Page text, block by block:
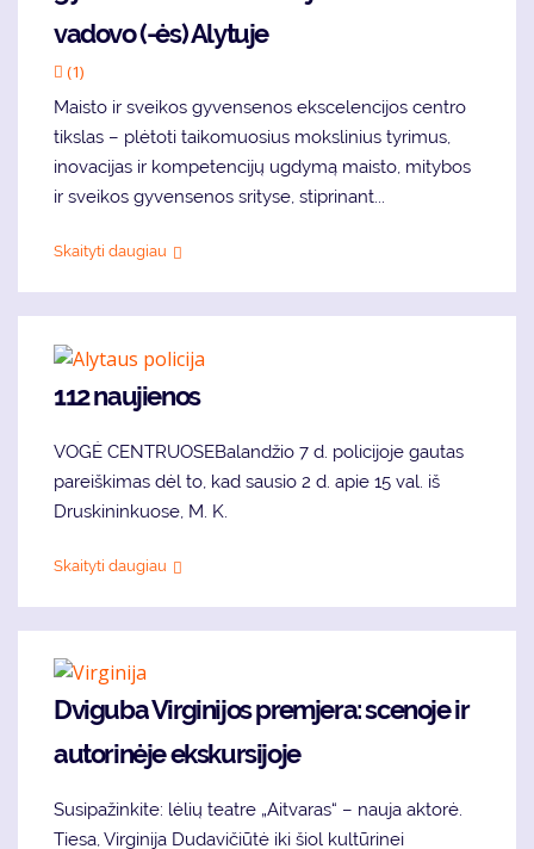
vadovo (-ės) Alytuje
(1)
Maisto ir sveikos gyvensenos ekscelencijos centro
tikslas – plėtoti taikomuosius mokslinius tyrimus,
inovacijas ir kompetencijų ugdymą maisto, mitybos
ir sveikos gyvensenos srityse, stiprinant...
Skaityti daugiau
112 naujienos
VOGĖ CENTRUOSEBalandžio 7 d. policijoje gautas
pareiškimas dėl to, kad sausio 2 d. apie 15 val. iš
Druskininkuose, M. K.
Skaityti daugiau
Dviguba Virginijos premjera: scenoje ir
autorinėje ekskursijoje
Susipažinkite: lėlių teatre „Aitvaras“ – nauja aktorė.
Tiesa, Virginija Dudavičiūtė iki šiol kultūrinei